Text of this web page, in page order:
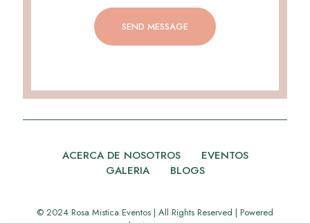
ACERCA DE NOSOTROS
EVENTOS
GALERIA
BLOGS
© 2024 Rosa Mistica Eventos | All Rights Reserved | Powered